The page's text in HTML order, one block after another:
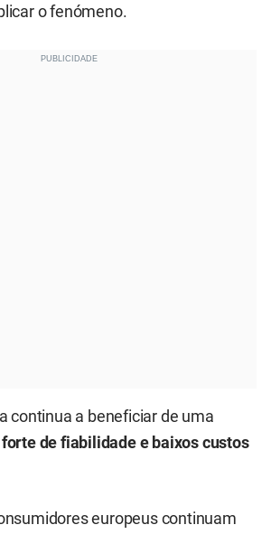
o fenómeno.
continua a beneficiar de uma
de fiabilidade e baixos custos
europeus continuam